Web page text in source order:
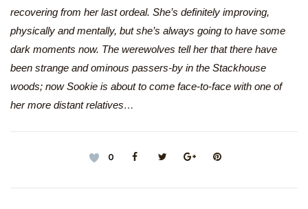
recovering from her last ordeal. She’s definitely improving,
physically and mentally, but she’s always going to have some
dark moments now. The werewolves tell her that there have
been strange and ominous passers-by in the Stackhouse
woods; now Sookie is about to come face-to-face with one of
her more distant relatives…
0